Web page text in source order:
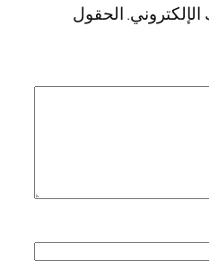
الحقول